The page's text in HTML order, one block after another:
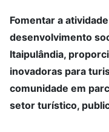
Fomentar a
desenvolvimento
Itaipulândia,
inovadoras para
comunidade em
setor turístico,